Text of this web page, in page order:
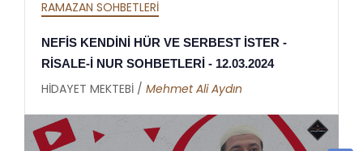
RAMAZAN SOHBETLERİ
NEFİS KENDİNİ HÜR VE SERBEST İSTER -
RİSALE-İ NUR SOHBETLERİ - 12.03.2024
HİDAYET MEKTEBİ / Mehmet Ali Aydın